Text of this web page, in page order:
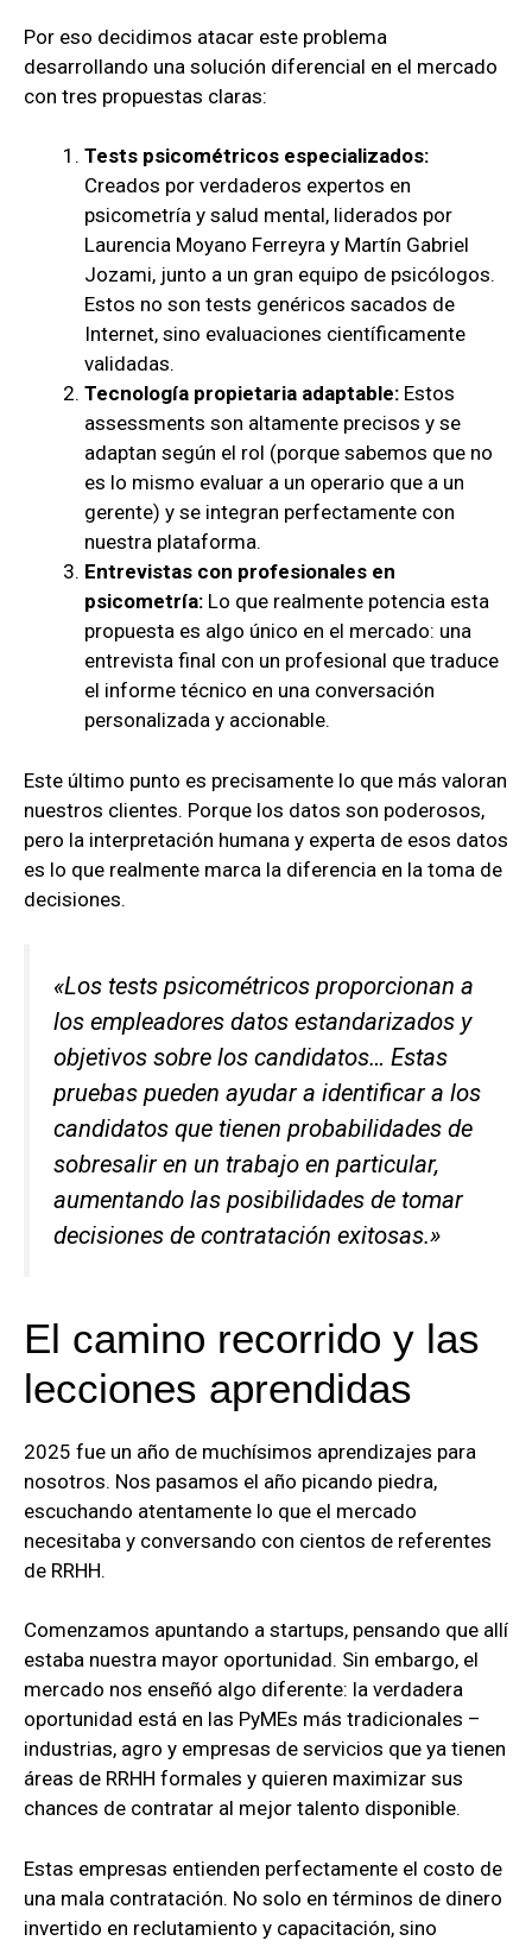
Por eso decidimos atacar este problema
desarrollando una solución diferencial en el mercado
con tres propuestas claras:
Tests psicométricos especializados:
Creados por verdaderos expertos en
psicometría y salud mental, liderados por
Laurencia Moyano Ferreyra y Martín Gabriel
Jozami, junto a un gran equipo de psicólogos.
Estos no son tests genéricos sacados de
Internet, sino evaluaciones científicamente
validadas.
Tecnología propietaria adaptable: Estos
assessments son altamente precisos y se
adaptan según el rol (porque sabemos que no
es lo mismo evaluar a un operario que a un
gerente) y se integran perfectamente con
nuestra plataforma.
Entrevistas con profesionales en
psicometría: Lo que realmente potencia esta
propuesta es algo único en el mercado: una
entrevista final con un profesional que traduce
el informe técnico en una conversación
personalizada y accionable.
Este último punto es precisamente lo que más valoran
nuestros clientes. Porque los datos son poderosos,
pero la interpretación humana y experta de esos datos
es lo que realmente marca la diferencia en la toma de
decisiones.
«Los tests psicométricos proporcionan a
los empleadores datos estandarizados y
objetivos sobre los candidatos… Estas
pruebas pueden ayudar a identificar a los
candidatos que tienen probabilidades de
sobresalir en un trabajo en particular,
aumentando las posibilidades de tomar
decisiones de contratación exitosas.»
El camino recorrido y las
lecciones aprendidas
2025 fue un año de muchísimos aprendizajes para
nosotros. Nos pasamos el año picando piedra,
escuchando atentamente lo que el mercado
necesitaba y conversando con cientos de referentes
de RRHH.
Comenzamos apuntando a startups, pensando que allí
estaba nuestra mayor oportunidad. Sin embargo, el
mercado nos enseñó algo diferente: la verdadera
oportunidad está en las PyMEs más tradicionales –
industrias, agro y empresas de servicios que ya tienen
áreas de RRHH formales y quieren maximizar sus
chances de contratar al mejor talento disponible.
Estas empresas entienden perfectamente el costo de
una mala contratación. No solo en términos de dinero
invertido en reclutamiento y capacitación, sino